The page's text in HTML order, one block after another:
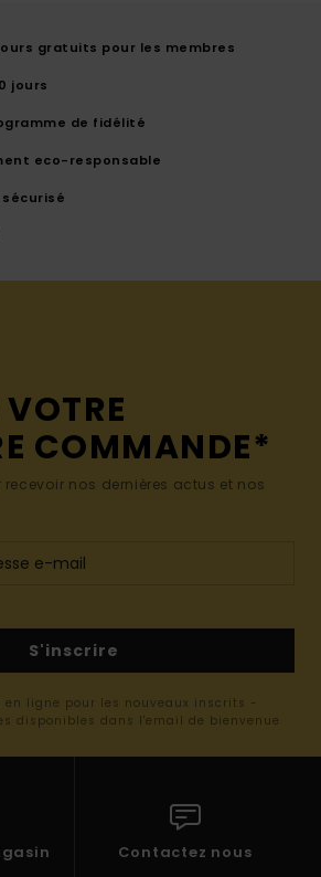
gratuits pour les membres
jours
de fidélité
eco-responsable
sécurisé
COMMANDE*
nos dernières actus et nos
S'inscrire
en ligne pour les nouveaux inscrits -
disponibles dans l'email de bienvenue
Contactez nous